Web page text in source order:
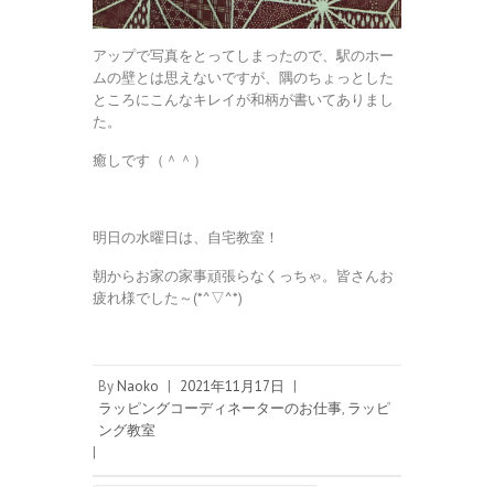
アップで写真をとってしまったので、駅のホー
ムの壁とは思えないですが、隅のちょっとした
ところにこんなキレイが和柄が書いてありまし
た。
癒しです（＾＾）
明日の水曜日は、自宅教室！
朝からお家の家事頑張らなくっちゃ。皆さんお
疲れ様でした～(*^▽^*)
By Naoko | 2021年11月17日
|
ラッピングコーディネーターのお仕事, ラッピ
ング教室
|